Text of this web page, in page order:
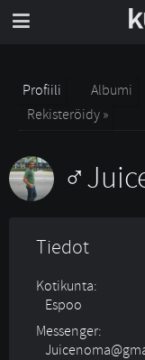
Profiili Albumi
Rekisteröidy »
Tiedot
Kotikunta:
Espoo
Messenger: